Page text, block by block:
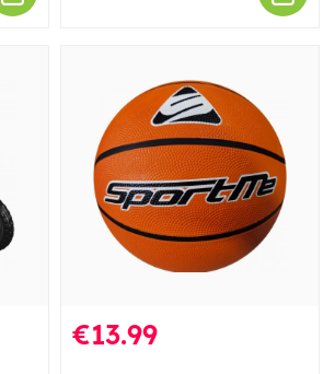
€13.99